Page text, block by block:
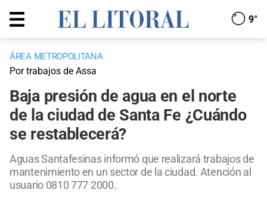
9°
ÁREA METROPOLITANA
Por trabajos de Assa
Baja presión de agua en el norte
de la ciudad de Santa Fe ¿Cuándo
se restablecerá?
Aguas Santafesinas informó que realizará trabajos de
mantenimiento en un sector de la ciudad. Atención al
usuario 0810 777 2000.